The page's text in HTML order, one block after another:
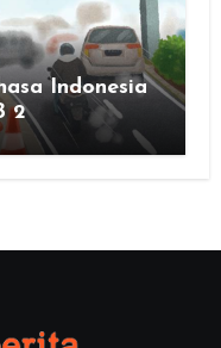
Indonesia
2